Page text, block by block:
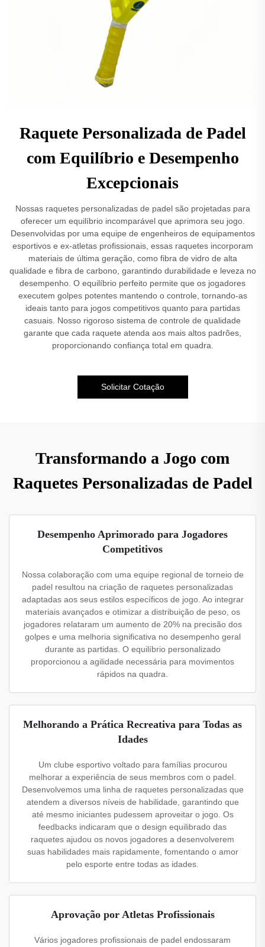
Raquete Personalizada de Padel
com Equilíbrio e Desempenho
Excepcionais
Nossas raquetes personalizadas de padel são projetadas para
oferecer um equilíbrio incomparável que aprimora seu jogo.
Desenvolvidas por uma equipe de engenheiros de equipamentos
esportivos e ex-atletas profissionais, essas raquetes incorporam
materiais de última geração, como fibra de vidro de alta
qualidade e fibra de carbono, garantindo durabilidade e leveza no
desempenho. O equilíbrio perfeito permite que os jogadores
executem golpes potentes mantendo o controle, tornando-as
ideais tanto para jogos competitivos quanto para partidas
casuais. Nosso rigoroso sistema de controle de qualidade
garante que cada raquete atenda aos mais altos padrões,
proporcionando confiança total em quadra.
Solicitar Cotação
Transformando a Jogo com
Raquetes Personalizadas de Padel
Desempenho Aprimorado para Jogadores
Competitivos
Nossa colaboração com uma equipe regional de torneio de
padel resultou na criação de raquetes personalizadas
adaptadas aos seus estilos específicos de jogo. Ao integrar
materiais avançados e otimizar a distribuição de peso, os
jogadores relataram um aumento de 20% na precisão dos
golpes e uma melhoria significativa no desempenho geral
durante as partidas. O equilíbrio personalizado
proporcionou a agilidade necessária para movimentos
rápidos na quadra.
Melhorando a Prática Recreativa para Todas as
Idades
Um clube esportivo voltado para famílias procurou
melhorar a experiência de seus membros com o padel.
Desenvolvemos uma linha de raquetes personalizadas que
atendem a diversos níveis de habilidade, garantindo que
até mesmo iniciantes pudessem aproveitar o jogo. Os
feedbacks indicaram que o design equilibrado das
raquetes ajudou os novos jogadores a desenvolverem
suas habilidades mais rapidamente, fomentando o amor
pelo esporte entre todas as idades.
Aprovação por Atletas Profissionais
Vários jogadores profissionais de padel endossaram